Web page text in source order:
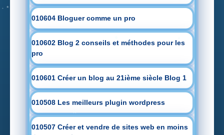
010604 Bloguer comme un pro
010602 Blog 2 conseils et méthodes pour les
pro
010601 Créer un blog au 21ième siècle Blog 1
010508 Les meilleurs plugin wordpress
010507 Créer et vendre de sites web en moins